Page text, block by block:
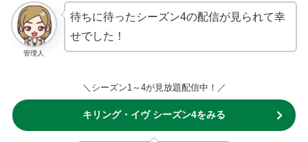
管理人
待ちに待ったシーズン4の配信が見られて幸
せでした！
＼シーズン1～4が見放題配信中！／
キリング・イヴ シーズン4をみる